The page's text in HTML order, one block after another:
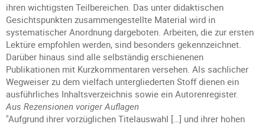
ihren wichtigsten Teilbereichen. Das unter didaktischen
Gesichtspunkten zusammengestellte Material wird in
systematischer Anordnung dargeboten. Arbeiten, die zur ersten
Lektüre empfohlen werden, sind besonders gekennzeichnet.
Darüber hinaus sind alle selbständig erschienenen
Publikationen mit Kurzkommentaren versehen. Als sachlicher
Wegweiser zu dem vielfach untergliederten Stoff dienen ein
ausführliches Inhaltsverzeichnis sowie ein Autorenregister.
Aus Rezensionen voriger Auflagen
"Aufgrund ihrer vorzüglichen Titelauswahl […] und ihrer hohen